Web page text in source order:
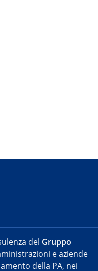
del Gruppo
e aziende
della PA, nei